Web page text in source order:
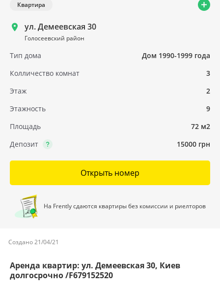
Квартира
ул. Демеевская 30
Голосеевский район
Тип дома
Дом 1990-1999 года
Колличество комнат
3
Этаж
2
Этажность
9
Площадь
72 м2
Депозит
15000 грн
Открыть номер
На Frently сдаются квартиры без комиссии и риелторов
Создано 21/04/21
Аренда квартир: ул. Демеевская 30, Киев
долгосрочно /F679152520